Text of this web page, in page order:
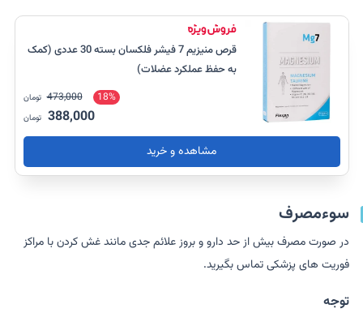
قرص منیزیم 7 فیشر فلکسان بسته 30 عددی (کمک
به حفظ عملکرد عضلات)
18%
473,000 تومان
388,000 تومان
مشاهده و خرید
سوءمصرف
در صورت مصرف بیش از حد دارو و بروز علائم جدی مانند غش کردن با مراکز
فوریت های پزشکی تماس بگیرید.
توجه